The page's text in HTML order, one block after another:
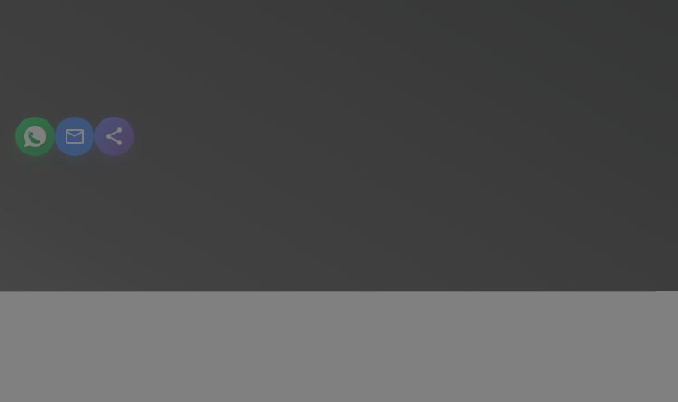
podcast.share-title WhatsApp
podcast.share-title Email
podcast.share-title